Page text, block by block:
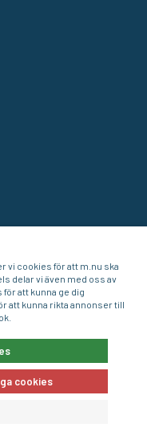
vi cookies för att m.nu ska
delar vi även med oss av
att kunna ge dig
att kunna rikta annonser till
cookies